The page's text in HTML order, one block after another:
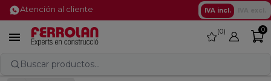
Atención al cliente IVA incl.
 favorite
0 0
Buscar productos...